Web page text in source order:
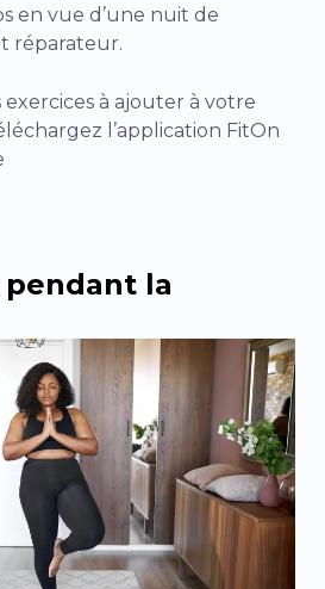
en vue d’une nuit de
réparateur.
à ajouter à votre
l’application FitOn
pendant la